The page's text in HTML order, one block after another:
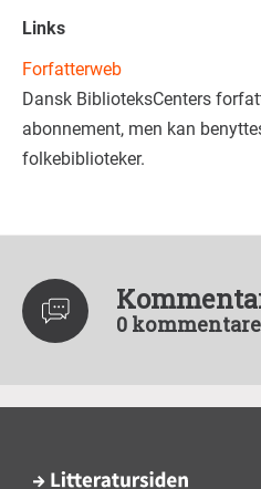
Links
Forfatterweb
Dansk BiblioteksCenters
abonnement, men kan
folkebiblioteker.
0